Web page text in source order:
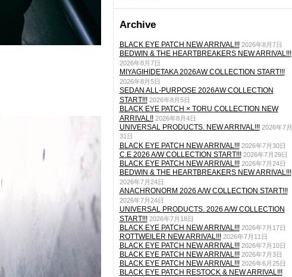
Archive
BLACK EYE PATCH NEW ARRIVAL!!! 2026年8月7日
BEDWIN & THE HEARTBREAKERS NEW ARRIVAL!!!
2026年8月7日
MIYAGIHIDETAKA 2026AW COLLECTION START!!!
2026年8月5日
SEDAN ALL-PURPOSE 2026AW COLLECTION
START!!! 2026年8月5日
BLACK EYE PATCH × TORU COLLECTION NEW
ARRIVAL!! 2026年8月4日
UNIVERSAL PRODUCTS. NEW ARRIVAL!!! 2026年7月
31日
BLACK EYE PATCH NEW ARRIVAL!!! 2026年7月30日
C.E 2026 A/W COLLECTION START!!! 2026年7月29日
BLACK EYE PATCH NEW ARRIVAL!!! 2026年7月24日
BEDWIN & THE HEARTBREAKERS NEW ARRIVAL!!!
2026年7月24日
ANACHRONORM 2026 A/W COLLECTION START!!!
2026年7月24日
UNIVERSAL PRODUCTS. 2026 A/W COLLECTION
START!!! 2026年7月18日
BLACK EYE PATCH NEW ARRIVAL!!! 2026年7月17日
ROTTWEILER NEW ARRIVAL!!! 2026年7月11日
BLACK EYE PATCH NEW ARRIVAL!!! 2026年7月10日
BLACK EYE PATCH NEW ARRIVAL!!! 2026年7月3日
BLACK EYE PATCH NEW ARRIVAL!!! 2026年6月25日
BLACK EYE PATCH RESTOCK & NEW ARRIVAL!!!